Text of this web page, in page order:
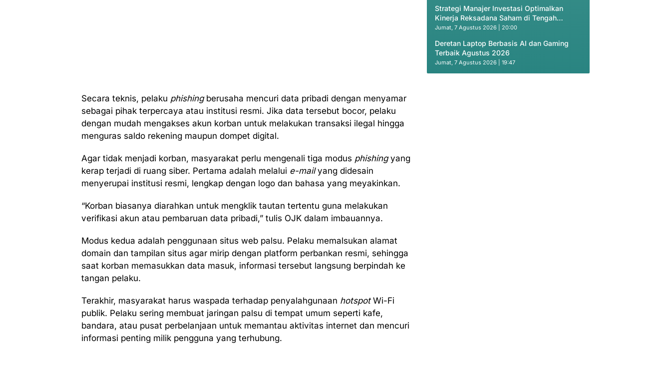
Secara teknis, pelaku phishingberusaha mencuri data pribadi dengan menyamar
sebagai pihak terpercaya atau institusi resmi. Jika data tersebut bocor, pelaku
dengan mudah mengakses akun korban untuk melakukan transaksi ilegal hingga
menguras saldo rekening maupun dompet digital.
Agar tidak menjadi korban, masyarakat perlu mengenali tiga modus phishingyang
kerap terjadi di ruang siber. Pertama adalah melalui e-mailyang didesain
menyerupai institusi resmi, lengkap dengan logo dan bahasa yang meyakinkan.
“Korban biasanya diarahkan untuk mengklik tautan tertentu guna melakukan
verifikasi akun atau pembaruan data pribadi,” tulis OJK dalam imbauannya.
Modus kedua adalah penggunaan situs web palsu. Pelaku memalsukan alamat
domain dan tampilan situs agar mirip dengan platform perbankan resmi, sehingga
saat korban memasukkan data masuk, informasi tersebut langsung berpindah ke
tangan pelaku.
Terakhir, masyarakat harus waspada terhadap penyalahgunaan hotspotWi-Fi
publik. Pelaku sering membuat jaringan palsu di tempat umum seperti kafe,
bandara, atau pusat perbelanjaan untuk memantau aktivitas internet dan mencuri
informasi penting milik pengguna yang terhubung.
Strategi Manajer Investasi Optimalkan
Kinerja Reksadana Saham di Tengah
Valuasi Murah
Jumat, 7 Agustus 2026 | 20:00
Deretan Laptop Berbasis AI dan Gaming
Terbaik Agustus 2026
Jumat, 7 Agustus 2026 | 19:47